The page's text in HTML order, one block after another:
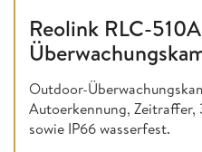
Reolink RLC-
Outdoor-
Autoerkennung,
sowie IP66 wasserfest.